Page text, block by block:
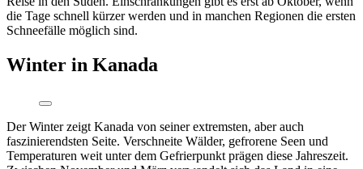
die Tage schnell kürzer werden und in manchen Regionen die ersten
Schneefälle möglich sind.
Winter in Kanada
Der Winter zeigt Kanada von seiner extremsten, aber auch
faszinierendsten Seite. Verschneite Wälder, gefrorene Seen und
Temperaturen weit unter dem Gefrierpunkt prägen diese Jahreszeit.